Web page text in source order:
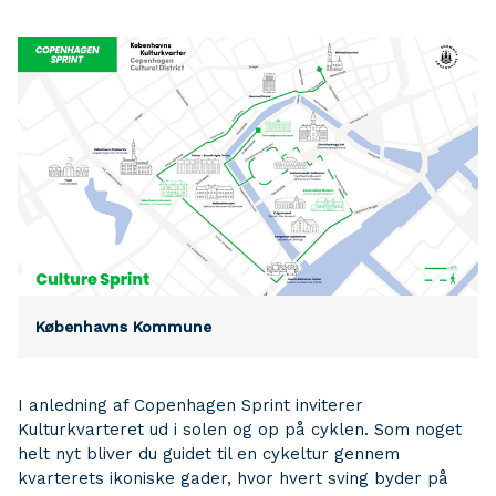
Københavns Kommune
I anledning af Copenhagen Sprint inviterer
Kulturkvarteret ud i solen og op på cyklen. Som noget
helt nyt bliver du guidet til en cykeltur gennem
kvarterets ikoniske gader, hvor hvert sving byder på